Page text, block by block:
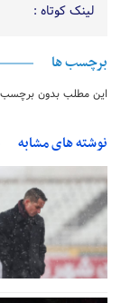
لینک کوتاه :
برچسب ها
این مطلب بدون
نوشته های مشابه